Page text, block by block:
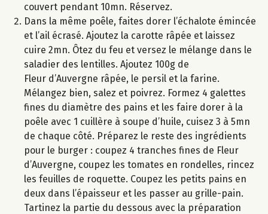
couvert pendant 10mn. Réservez.
Dans la même poêle, faites dorer l’échalote émincée
et l’ail écrasé. Ajoutez la carotte râpée et laissez
cuire 2mn. Ôtez du feu et versez le mélange dans le
saladier des lentilles. Ajoutez 100g de
Fleur d’Auvergne râpée, le persil et la farine.
Mélangez bien, salez et poivrez. Formez 4 galettes
fines du diamètre des pains et les faire dorer à la
poêle avec 1 cuillère à soupe d’huile, cuisez 3 à 5mn
de chaque côté. Préparez le reste des ingrédients
pour le burger : coupez 4 tranches fines de Fleur
d’Auvergne, coupez les tomates en rondelles, rincez
les feuilles de roquette. Coupez les petits pains en
deux dans l’épaisseur et les passer au grille-pain.
Tartinez la partie du dessous avec la préparation